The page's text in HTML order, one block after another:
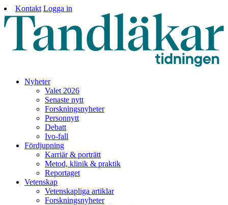
Kontakt Logga in
Nyheter
Valet 2026
Senaste nytt
Forskningsnyheter
Personnytt
Debatt
Ivo-fall
Fördjupning
Karriär & porträtt
Metod, klinik & praktik
Reportaget
Vetenskap
Vetenskapliga artiklar
Forskningsnyheter